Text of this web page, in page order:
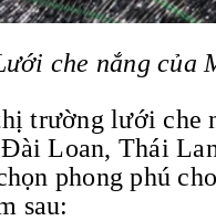
che nắng của
trường lưới che
Loan, Thái
phong phú
sau: